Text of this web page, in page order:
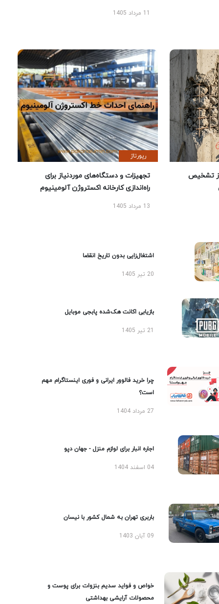
تشخیص
رپورتاژ
تجهیزات و دستگاه‌های موردنیاز برای
راه‌اندازی کارخانه اکستروژن آلومینیوم
13 مرداد 1405
اشتغال‌زایی بدون تاریخ انقضا
20 تیر 1405
بازیابی اکانت هک‌شده پابجی موبایل
چرا خرید فالوور ایرانی و فوری اینستاگرام مهم
است؟
27 مرداد 1404
اجاره انبار برای لوازم منزل - جهان دپو
04 اسفند 1404
باربری تهران به شمال کشور با نیسان
09 آبان 1403
خواص و فواید سدیم بنزوات برای پوست و
محصولات آرایشی بهداشتی